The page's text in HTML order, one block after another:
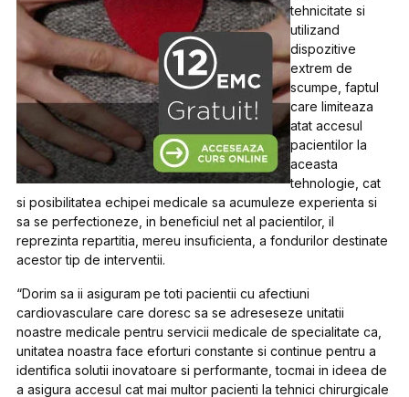
tehnicitate si
utilizand
dispozitive
extrem de
scumpe, faptul
care limiteaza
atat accesul
pacientilor la
aceasta
tehnologie, cat
si posibilitatea echipei medicale sa acumuleze experienta si
sa se perfectioneze, in beneficiul net al pacientilor, il
reprezinta repartitia, mereu insuficienta, a fondurilor destinate
acestor tip de interventii.
“Dorim sa ii asiguram pe toti pacientii cu afectiuni
cardiovasculare care doresc sa se adreseseze unitatii
noastre medicale pentru servicii medicale de specialitate ca,
unitatea noastra face eforturi constante si continue pentru a
identifica solutii inovatoare si performante, tocmai in ideea de
a asigura accesul cat mai multor pacienti la tehnici chirurgicale